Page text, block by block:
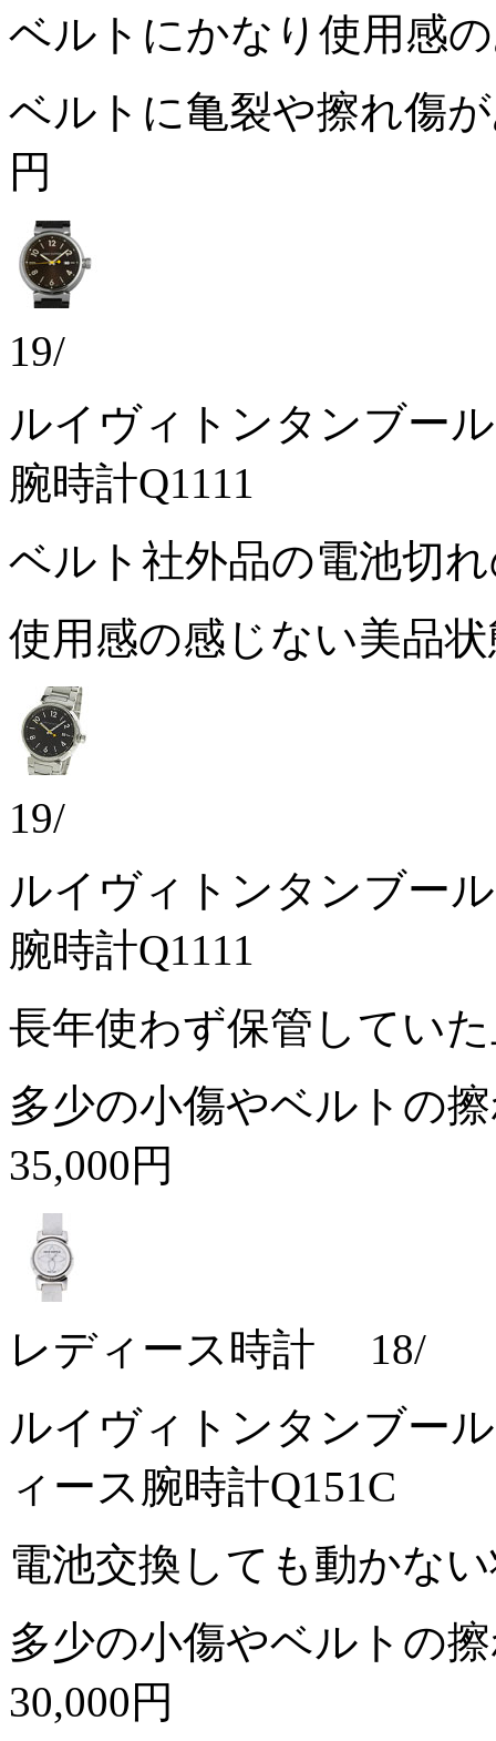
ベルトにかなり使用感
ベルトに亀裂や擦れ傷
円
19/
ルイヴィトンタンブー
腕時計Q1111
ベルト社外品の電池切
使用感の感じない美品
19/
ルイヴィトンタンブー
腕時計Q1111
長年使わず保管してい
多少の小傷やベルトの
35,000円
レディース時計 18/
ルイヴィトンタンブー
ィース腕時計Q151C
電池交換しても動かな
多少の小傷やベルトの
30,000円